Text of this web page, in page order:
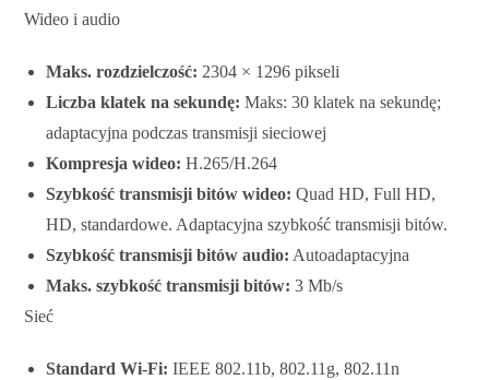
Wideo i audio
Maks. rozdzielczość: 2304 × 1296 pikseli
Liczba klatek na sekundę: Maks: 30 klatek na sekundę;
adaptacyjna podczas transmisji sieciowej
Kompresja wideo: H.265/H.264
Szybkość transmisji bitów wideo: Quad HD, Full HD,
HD, standardowe. Adaptacyjna szybkość transmisji bitów.
Szybkość transmisji bitów audio: Autoadaptacyjna
Maks. szybkość transmisji bitów: 3 Mb/s
Sieć
Standard Wi-Fi: IEEE 802.11b, 802.11g, 802.11n